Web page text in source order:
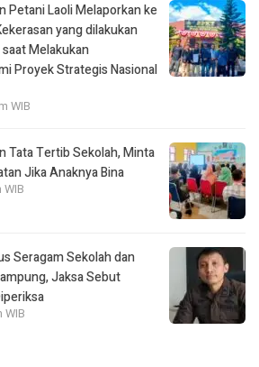
Petani Laoli Melaporkan ke
yang dilakukan
Melakukan
Proyek Strategis Nasional
WIB
Tata Tertib Sekolah, Minta
Jika Anaknya Bina
Seragam Sekolah dan
Jaksa Sebut
WIB